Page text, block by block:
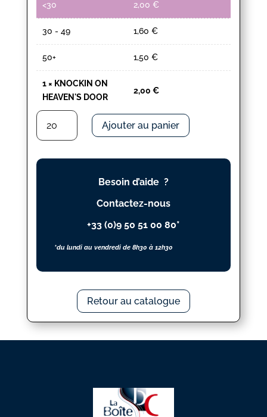
<30 2,00 €
30 - 49 1,60 €
50+ 1,50 €
1× KNOCKIN ON
HEAVEN'S DOOR
2,00 €
quantité
KNOCKIN
ON
Ajouter au panier
Besoin d’aide ?
Contactez-nous
+33 (0)9 50 51 00 80*
*du lundi au vendredi de 8h30 à 12h30
Retour au catalogue